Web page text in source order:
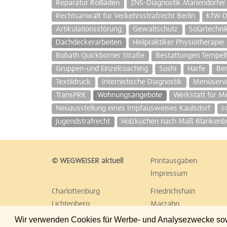
Wir verwenden Cookies für Werbe- und Analysezwecke
Reparatur Rollläden
ZNS-Diagnostik
Rechtsanwalt für Verkehrsstrafrecht Berlin
KfW-
Artikulationsstörung
Gewaltschutz
Dachdeckerarbeiten
Heilpraktiker Physiotherapie
Bobath Quickborner Straße
Bestattungen
Gruppen-und Einzelcoaching
Sushi Harfe
Textildruck
Internistische Diagnostik
TransPRK
Wohnungsangebote Werkstatt für
Neuausstellung eines Impfausweises Kaulsdorf
Jugendstrafrecht
Holzküchen nach Maß
© WEGWEISER aktuell Printausgaben
Impressum
Charlottenburg Friedrichshain
Lichtenberg
Marzahn
Reinickendorf
Schöneberg